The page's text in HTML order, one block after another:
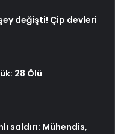
değişti! Çip devleri
28 Ölü
saldırı: Mühendis,